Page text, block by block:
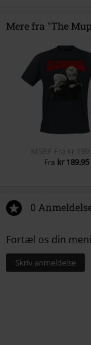
Mere fra "The
MSRP Fra kr
Fra kr 189.95
0
Fortæl os din
Skriv anmeldelse